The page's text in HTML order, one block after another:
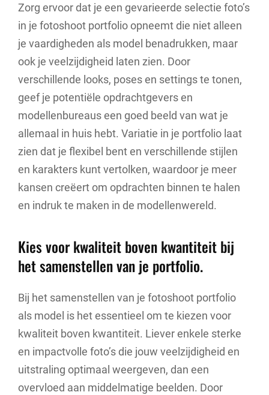
Zorg ervoor dat je een gevarieerde selectie foto’s
in je fotoshoot portfolio opneemt die niet alleen
je vaardigheden als model benadrukken, maar
ook je veelzijdigheid laten zien. Door
verschillende looks, poses en settings te tonen,
geef je potentiële opdrachtgevers en
modellenbureaus een goed beeld van wat je
allemaal in huis hebt. Variatie in je portfolio laat
zien dat je flexibel bent en verschillende stijlen
en karakters kunt vertolken, waardoor je meer
kansen creëert om opdrachten binnen te halen
en indruk te maken in de modellenwereld.
Kies voor kwaliteit boven kwantiteit bij
het samenstellen van je portfolio.
Bij het samenstellen van je fotoshoot portfolio
als model is het essentieel om te kiezen voor
kwaliteit boven kwantiteit. Liever enkele sterke
en impactvolle foto’s die jouw veelzijdigheid en
uitstraling optimaal weergeven, dan een
overvloed aan middelmatige beelden. Door